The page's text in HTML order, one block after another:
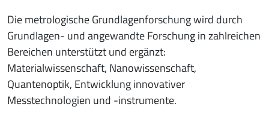
Die metrologische Grundlagenforschung wird durch
Grundlagen- und angewandte Forschung in zahlreichen
Bereichen unterstützt und ergänzt:
Materialwissenschaft, Nanowissenschaft,
Quantenoptik, Entwicklung innovativer
Messtechnologien und -instrumente.